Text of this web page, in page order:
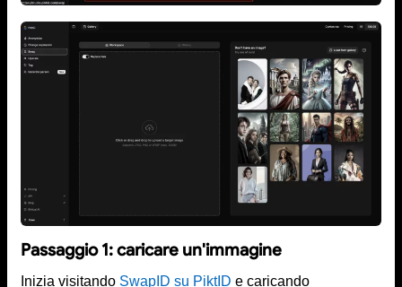
Passaggio 1: caricare un'immagine
Inizia visitando SwapID su PiktID e caricando